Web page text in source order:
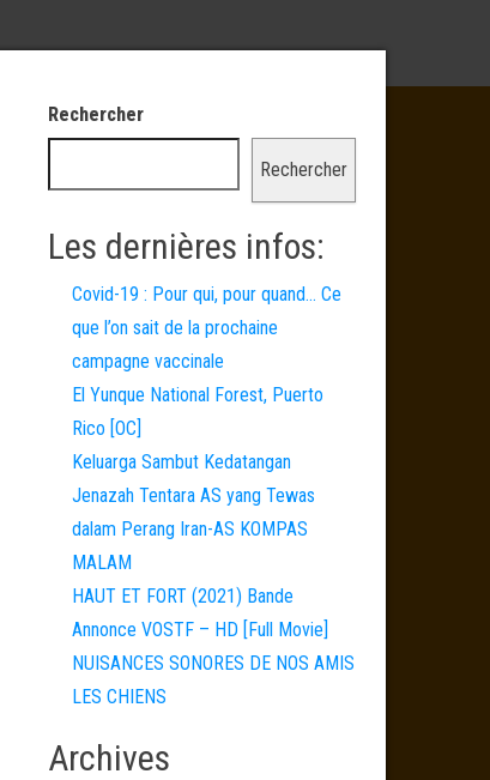
Rechercher
Rechercher
Les dernières infos:
Covid-19 : Pour qui, pour quand… Ce
que l’on sait de la prochaine
campagne vaccinale
El Yunque National Forest, Puerto
Rico [OC]
Keluarga Sambut Kedatangan
Jenazah Tentara AS yang Tewas
dalam Perang Iran-AS KOMPAS
MALAM
HAUT ET FORT (2021) Bande
Annonce VOSTF – HD [Full Movie]
NUISANCES SONORES DE NOS AMIS
LES CHIENS
Archives